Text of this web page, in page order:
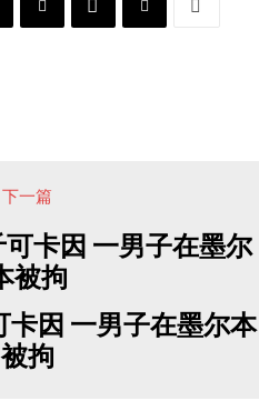
下一篇
因 一男子在墨尔本
被拘